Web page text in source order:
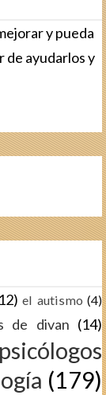
y pueda
de ayudarlos y
el autismo (4)
de divan (14)
(179)